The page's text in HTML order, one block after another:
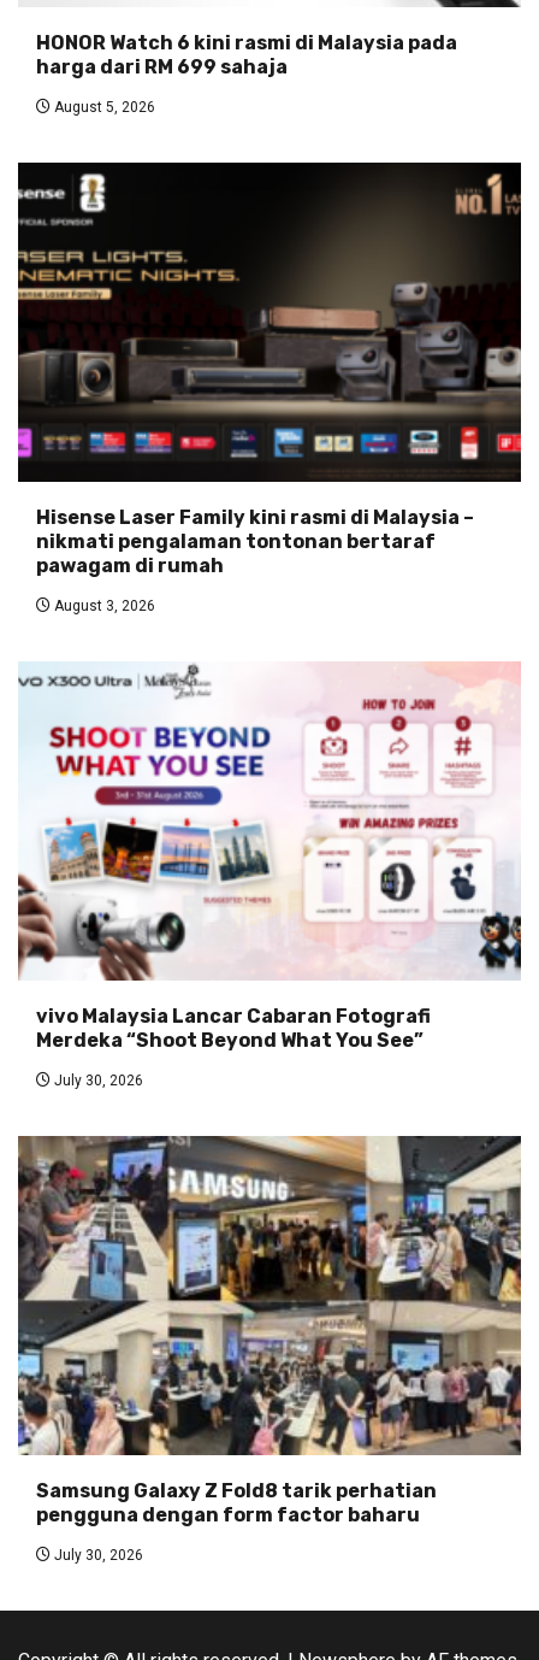
HONOR Watch 6 kini rasmi di Malaysia pada
harga dari RM 699 sahaja
August 5, 2026
Hisense Laser Family kini rasmi di Malaysia –
nikmati pengalaman tontonan bertaraf
pawagam di rumah
August 3, 2026
vivo Malaysia Lancar Cabaran Fotografi
Merdeka “Shoot Beyond What You See”
July 30, 2026
Samsung Galaxy Z Fold8 tarik perhatian
pengguna dengan form factor baharu
July 30, 2026